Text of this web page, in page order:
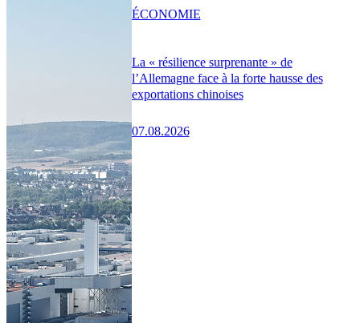
La « résilience surprenante » de
l’Allemagne face à la forte hausse des
exportations chinoises
07.08.2026
ÉCONOMIE